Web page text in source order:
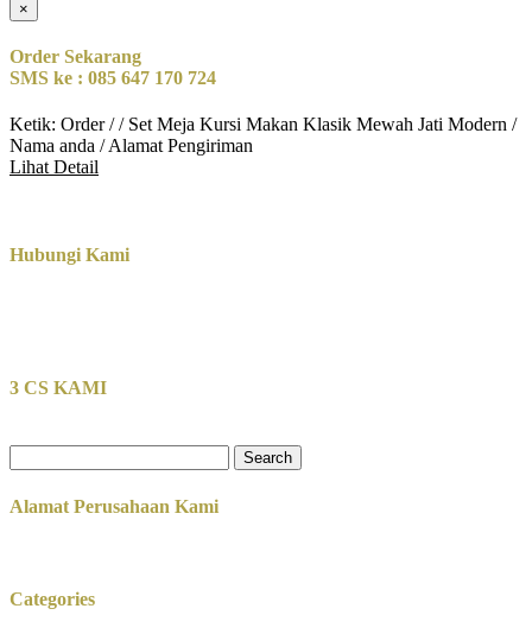
×
Order Sekarang
SMS ke : 085 647 170 724
Ketik: Order / / Set Meja Kursi Makan Klasik Mewah Jati Modern /
Nama anda / Alamat Pengiriman
Lihat Detail
Hubungi Kami
3 CS KAMI
for:
Alamat Perusahaan Kami
Categories